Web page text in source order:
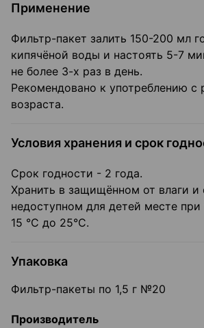
Применение
Фильтр-пакет залить 150-200 мл
кипячёной воды и настоять 5-7
не более 3-х раз в день.
Рекомендовано к употреблению c
возраста.
Условия хранения и срок
Срок годности - 2 года.
Хранить в защищённом от влаги и
недоступном для детей месте при
15 °С до 25°С.
Упаковка
Фильтр-пакеты по 1,5 г №20
Производитель